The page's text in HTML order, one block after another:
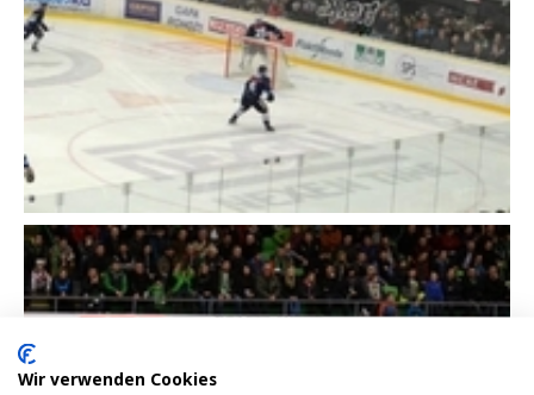
Close
Wir verwenden Cookies